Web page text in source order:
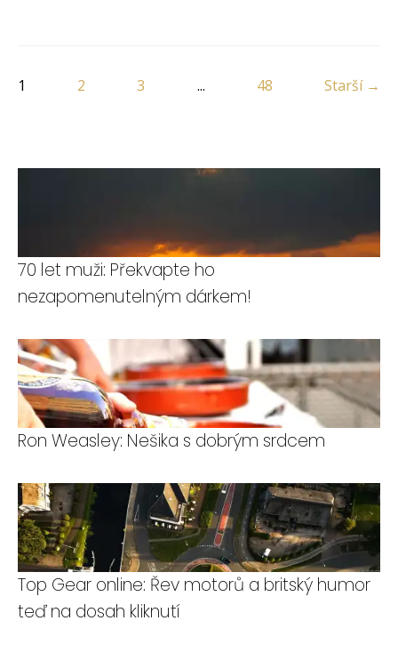
1 2 3 ... 48 Starší →
70 let muži: Překvapte ho
nezapomenutelným dárkem!
Ron Weasley: Nešika s dobrým srdcem
Top Gear online: Řev motorů a britský humor
teď na dosah kliknutí